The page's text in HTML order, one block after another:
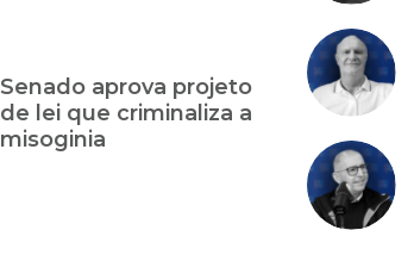
Senado aprova projeto
de lei que criminaliza a
misoginia